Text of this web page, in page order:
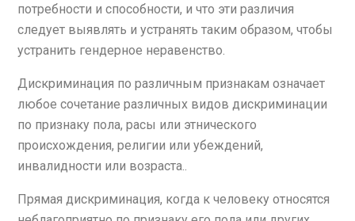
потребности и способности, и что эти различия
следует выявлять и устранять таким образом, чтобы
устранить гендерное неравенство.
Дискриминация по различным признакам означает
любое сочетание различных видов дискриминации
по признаку пола, расы или этнического
происхождения, религии или убеждений,
инвалидности или возраста..
Прямая дискриминация, когда к человеку относятся